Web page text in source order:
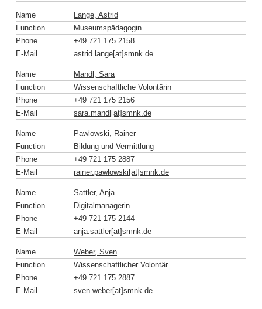
Name
Lange, Astrid
Function
Museumspädagogin
Phone
+49 721 175 2158
E-Mail
astrid.lange[at]smnk.de
Name
Mandl, Sara
Function
Wissenschaftliche Volontärin
Phone
+49 721 175 2156
E-Mail
sara.mandl[at]smnk.de
Name
Pawlowski, Rainer
Function
Bildung und Vermittlung
Phone
+49 721 175 2887
E-Mail
rainer.pawlowski[at]smnk.de
Name
Sattler, Anja
Function
Digitalmanagerin
Phone
+49 721 175 2144
E-Mail
anja.sattler[at]smnk de
Name
Weber, Sven
Function
Wissenschaftlicher Volontär
Phone
+49 721 175 2887
E-Mail
sven.weber[at]smnk de